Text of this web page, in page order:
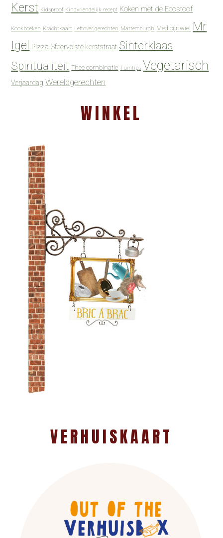
Kerst Kidsproof Kindvriendelijk recept Koken met de Ecostoof
Kookboeken Krachtkaart Leftover gerechten Mattemburgh Medicijnwiel Mr
Igel
Pizza Sfeervolste kerststraat Sinterklaas
Spiritualiteit Thee combinatie Tuintips Vegetarisch
Verjaardag Wereldgerechten
WINKEL
VERHUISKAART